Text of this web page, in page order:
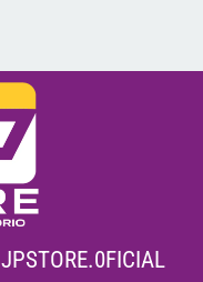
JPSTORE.0FICIAL